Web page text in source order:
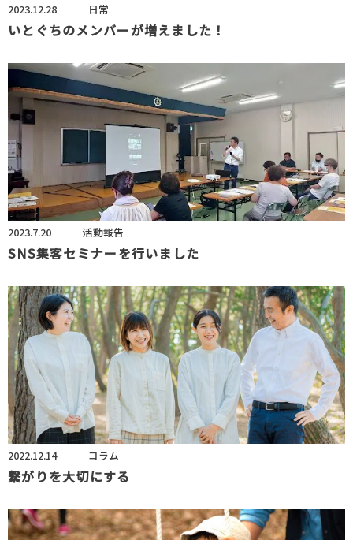
2023.12.28 日常
いとぐちのメンバーが増えました！
2023.7.20 活動報告
SNS集客セミナーを行いました
2022.12.14 コラム
繋がりを大切にする